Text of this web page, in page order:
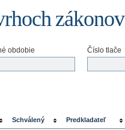
zákonov
obdobie Číslo tlače
Schválený Predkladateľ